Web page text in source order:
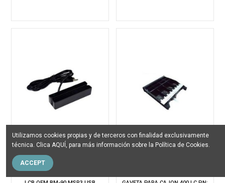
Ref.RF1879
A Consultar
Utilizamos cookies propias y de terceros con finalidad exclusivamente
técnica. Clica AQUÍ , para más información sobre la Política de Cookies.
ACCEPT